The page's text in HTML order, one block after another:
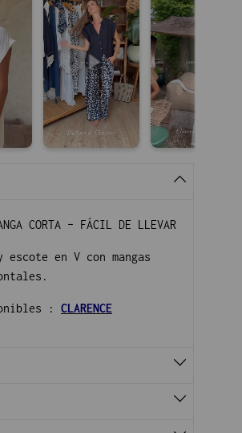
CORTA – FÁCIL DE LLEVAR
en V con mangas
: CLARENCE